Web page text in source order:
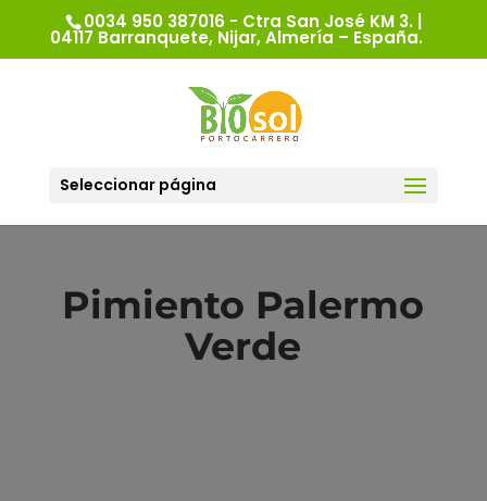
0034 950 387016 - Ctra San José KM 3. |
04117 Barranquete, Nijar, Almería – España.
Seleccionar página
Pimiento Palermo
Verde